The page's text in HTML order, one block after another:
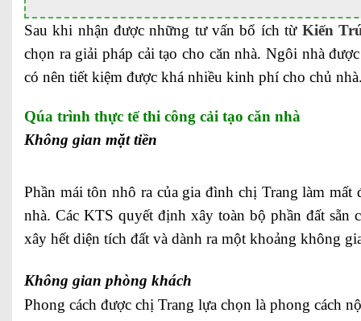
Sau khi nhận được những tư vấn bổ ích từ Kiến
chọn ra giải pháp cải tạo cho căn nhà. Ngôi nhà
có nên tiết kiệm được khá nhiều kinh phí cho chủ
Qúa trình thực tế thi công cải tạo căn nhà
Không gian mặt tiền
Phần mái tôn nhô ra của gia đình chị Trang làm
nhà. Các KTS quyết định xây toàn bộ phần đất sẵn
xây hết diện tích đất và dành ra một khoảng không
Không gian phòng khách
Phong cách được chị Trang lựa chọn là phong cách